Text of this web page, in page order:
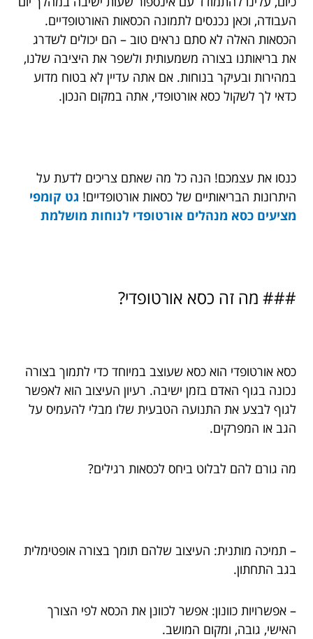
העבודה, וכאן נכנסים לתמונה הכסאות האורטופדיים.
הכסאות האלה לא סתם נראים טוב – הם יכולים לשדרג
את בריאותנו בצורה משמעותית ולשפר את היציבה שלנו,
במהירות ובעיקר בנוחות. אם אתה עדיין לא בטוח מדוע
כדאי לך לשקול כסא אורטופדי, אתה במקום הנכון.
כנסו את עצמכם! הנה כל מה שאתם צריכים לדעת על
היתרונות הבריאותיים של כסאות אורטופדיים! גט קומפי
מציעים כסא מנהלים אורטופדי לנוחות מושלמת
### מה זה כסא אורטופדי?
כסא אורטופדי הוא כסא שעוצב במיוחד כדי לתמוך בצורה
נכונה בגוף האדם בזמן ישיבה. רעיון העיצוב הוא לאפשר
לגוף לבצע את התנועה הטבעית שלו מבלי להעמיס על
הגב או המפרקים.
מה גורם להם לבלוט ביחס לכסאות רגילים?
– תמיכה מותנית: העיצוב שלהם תומך בצורה אופטימלית
בגב התחתון.
– אפשרויות כוונון: אפשר לכוונן את הכסא לפי הצורך
האישי, גובה, ומקום המושב.